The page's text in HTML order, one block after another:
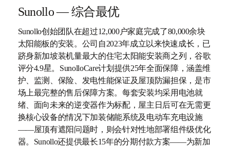
Sunollo — 综合最优
Sunollo创始团队在超过12,000户家庭完成了80,000余块
太阳能板的安装。公司自2023年成立以来快速成长，已
跻身新加坡装机量最大的住宅太阳能安装商之列，谷歌
评分4.9星。SunolloCare计划提供25年全面保障，涵盖维
护、监测、保险、发电性能保证及屋顶防漏担保，是市
场上最完整的售后保障方案。每套安装均采用电池就
绪、面向未来的逆变器作为标配，屋主日后可在无需更
换核心设备的情况下加装储能系统及电动车充电设施
——屋顶有遮阳问题时，则会针对性地部署组件级优化
器。Sunollo还提供最长15年的分期付款方案——为新加